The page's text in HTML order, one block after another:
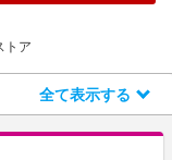
トア
全て表示する